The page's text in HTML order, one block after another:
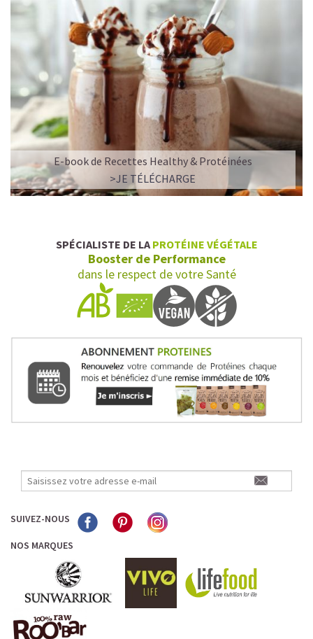
E-book de Recettes Healthy & Protéinées
>JE TÉLÉCHARGE
SPÉCIALISTE DE LA PROTÉINE VÉGÉTALE
Booster de Performance
dans le respect de votre Santé
SUIVEZ-NOUS
NOS MARQUES